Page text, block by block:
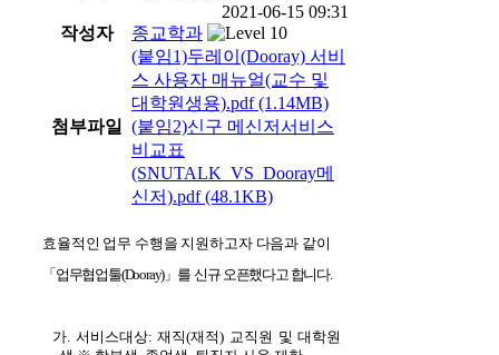
2021-06-15 09:31
작성자
종교학과
첨부파일
(붙임1)두레이(Dooray) 서비
스 사용자 매뉴얼(교수 및
대학원생용).pdf(1.14MB)
(붙임2)신구 메신저서비스
비교표
(SNUTALK_VS_Dooray메
신저).pdf(48.1KB)
효율적인 업무 수행을 지원하고자 다음과 같이
「업무협업툴(Dooray)」를 신규 오픈했다고 합니다.
가. 서비스대상: 재직(재적) 교직원 및 대학원